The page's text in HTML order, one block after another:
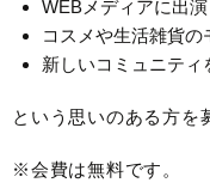
WEBメディアに出
コスメや生活雑貨
新しいコミュニティ
という思いのある方を
※会費は無料です。